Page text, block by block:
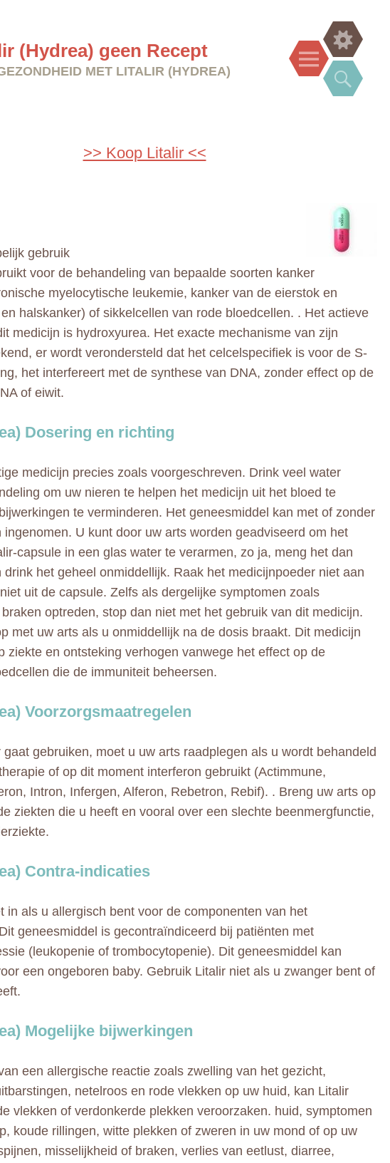
(Hydrea) geen Recept
MET LITALIR (HYDREA)
Menu
Widgets
Search
>> Koop Litalir <<
gebruik
voor de behandeling van bepaalde soorten kanker
myelocytische leukemie, kanker van de eierstok en
halskanker) of sikkelcellen van rode bloedcellen. . Het actieve
medicijn is hydroxyurea. Het exacte mechanisme van zijn
er wordt verondersteld dat het celcelspecifiek is voor de S-
het interfereert met de synthese van DNA, zonder effect op de
of eiwit.
Dosering en richting
medicijn precies zoals voorgeschreven. Drink veel water
om uw nieren te helpen het medicijn uit het bloed te
te verminderen. Het geneesmiddel kan met of zonder
ingenomen. U kunt door uw arts worden geadviseerd om het
capsule in een glas water te verarmen, zo ja, meng het dan
drink het geheel onmiddellijk. Raak het medicijnpoeder niet aan
uit de capsule. Zelfs als dergelijke symptomen zoals
optreden, stop dan niet met het gebruik van dit medicijn.
met uw arts als u onmiddellijk na de dosis braakt. Dit medicijn
ziekte en ontsteking verhogen vanwege het effect op de
die de immuniteit beheersen.
Voorzorgsmaatregelen
gaat gebruiken, moet u uw arts raadplegen als u wordt behandeld
of op dit moment interferon gebruikt (Actimmune,
Intron, Infergen, Alferon, Rebetron, Rebif). . Breng uw arts op
ziekten die u heeft en vooral over een slechte beenmergfunctie,
Contra-indicaties
in als u allergisch bent voor de componenten van het
geneesmiddel is gecontraïndiceerd bij patiënten met
(leukopenie of trombocytopenie). Dit geneesmiddel kan
een ongeboren baby. Gebruik Litalir niet als u zwanger bent of
Mogelijke bijwerkingen
een allergische reactie zoals zwelling van het gezicht,
netelroos en rode vlekken op uw huid, kan Litalir
vlekken of verdonkerde plekken veroorzaken. huid, symptomen
koude rillingen, witte plekken of zweren in uw mond of op uw
misselijkheid of braken, verlies van eetlust, diarree,